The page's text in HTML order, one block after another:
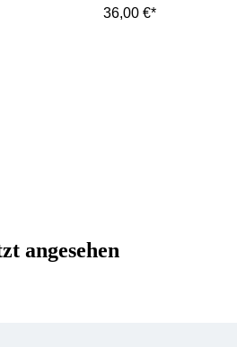
36,00 €*
angesehen